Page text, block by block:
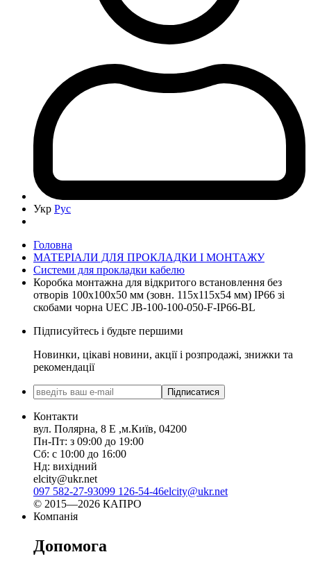
Укр Рус
Головна
МАТЕРІАЛИ ДЛЯ ПРОКЛАДКИ І МОНТАЖУ
Системи для прокладки кабелю
Коробка монтажна для відкритого встановлення без
отворів 100х100х50 мм (зовн. 115х115х54 мм) IP66 зі
скобами чорна UEC JB-100-100-050-F-IP66-BL
Підписуйтесь і будьте першими
Новинки, цікаві новини, акції і розпродажі, знижки та
рекомендації
Підписатися
Контакти
вул. Полярна, 8 Е ,м.Київ, 04200
Пн-Пт: з 09:00 до 19:00
Сб: с 10:00 до 16:00
Нд: вихідний
elcity@ukr.net
097 582-27-93099 126-54-46elcity@ukr.net
© 2015—2026 КАПРО
Компанія
Допомога